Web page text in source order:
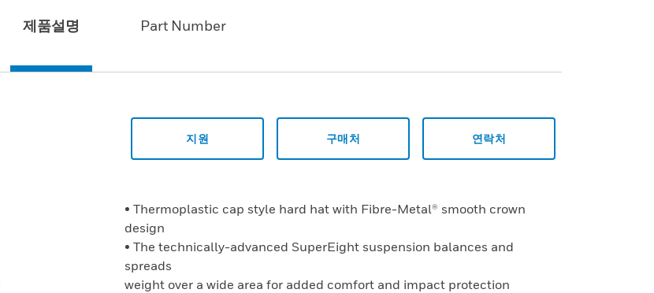
제품설명 Part Number
지원 구매처 연락처
• Thermoplastic cap style hard hat with Fibre-Metal® smooth crown
design
• The technically-advanced SuperEight suspension balances and
spreads
weight over a wide area for added comfort and impact protection